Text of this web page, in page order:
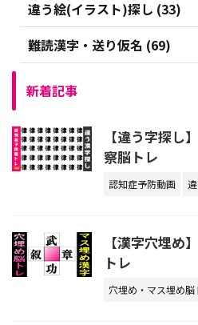
違う絵(イラスト)探し (33)
難読漢字・送り仮名 (69)
新着記事
【違う字探し
察脳トレ
認知症予防動画
【漢字穴埋め
トレ
穴埋め・マス埋め脳